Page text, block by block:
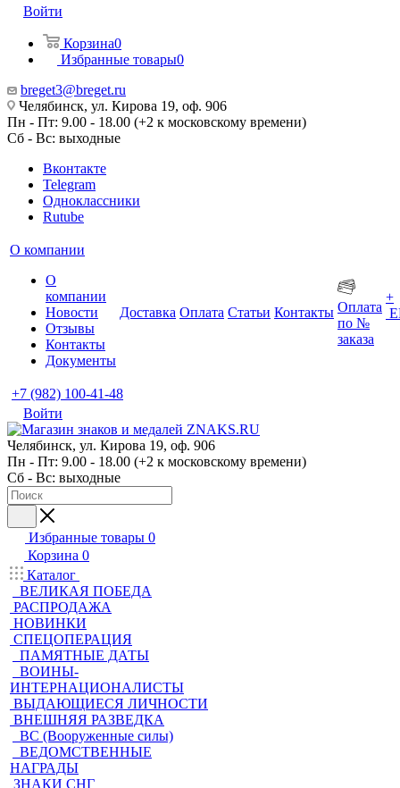
Войти
Корзина0
Избранные товары0
breget3@breget.ru
Челябинск, ул. Кирова 19, оф. 906
Пн - Пт: 9.00 - 18.00 (+2 к московскому времени)
Сб - Вс: выходные
Вконтакте
Telegram
Одноклассники
Rutube
О компании
О
компании
Новости
Отзывы
Контакты
Документы
Доставка Оплата Статьи Контакты Оплата
по №
заказа
+
+7 (982) 100-41-48
Войти
Челябинск, ул. Кирова 19, оф. 906
Пн - Пт: 9.00 - 18.00 (+2 к московскому времени)
Сб - Вс: выходные
Избранные товары 0
Корзина 0
Каталог
ВЕЛИКАЯ ПОБЕДА
РАСПРОДАЖА
НОВИНКИ
СПЕЦОПЕРАЦИЯ
ПАМЯТНЫЕ ДАТЫ
ВОИНЫ-
ИНТЕРНАЦИОНАЛИСТЫ
ВЫДАЮЩИЕСЯ ЛИЧНОСТИ
ВНЕШНЯЯ РАЗВЕДКА
ВС (Вооруженные силы)
ВЕДОМСТВЕННЫЕ
НАГРАДЫ
ЗНАКИ СНГ